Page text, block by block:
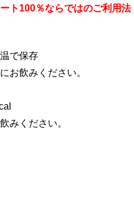
ト100％ならではのご利用法
で保存
お飲みください。
みください。